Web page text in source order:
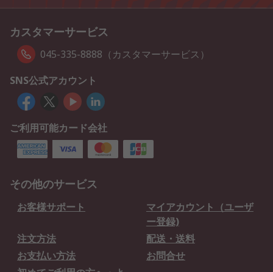
カスタマーサービス
045-335-8888（カスタマーサービス）
SNS公式アカウント
ご利用可能カード会社
その他のサービス
お客様サポート
マイアカウント（ユーザ
ー登録)
注文方法
配送・送料
お支払い方法
お問合せ